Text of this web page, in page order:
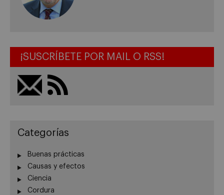
¡SUSCRÍBETE POR MAIL O RSS!
Categorías
Buenas prácticas
Causas y efectos
Ciencia
Cordura